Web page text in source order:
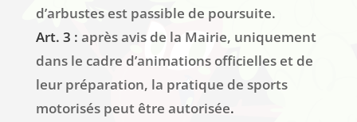
d’arbustes est passible de poursuite.
Art. 3 : après avis de la Mairie, uniquement
dans le cadre d’animations officielles et de
leur préparation, la pratique de sports
motorisés peut être autorisée.